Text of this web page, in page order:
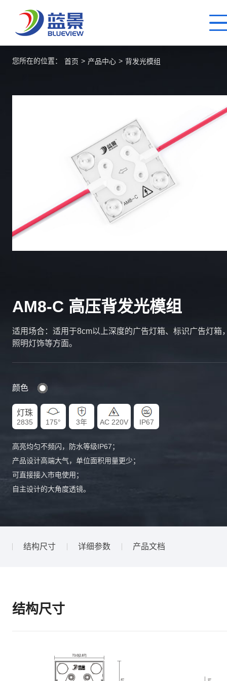
您所在的位置： 首页 > 产品中心 > 背发光模组
AM8-C 高压背发光模组
适用场合：适用于8cm以上深度的广告灯箱、标识广告灯箱
照明灯饰等方面。
颜色
灯珠
2835 175° 3年 AC 220V IP67
高亮均匀不频闪，防水等级IP67；
产品设计高端大气，单位面积用量更少；
可直接接入市电使用；
自主设计的大角度透镜。
结构尺寸 详细参数 产品文档
结构尺寸